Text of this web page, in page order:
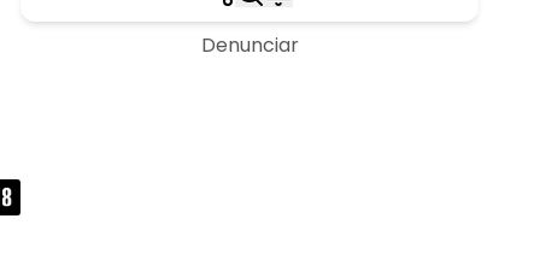
Denunciar